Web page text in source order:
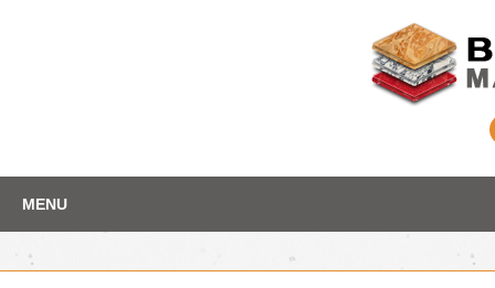
Depozit marmura
content
MENU